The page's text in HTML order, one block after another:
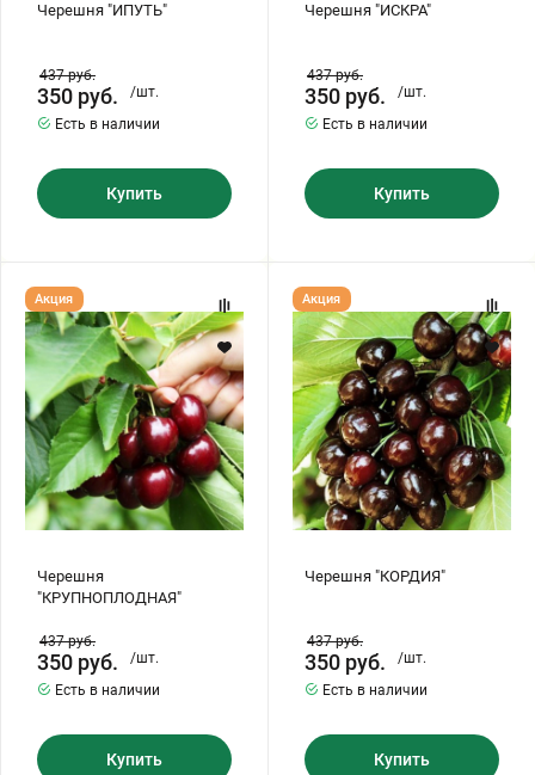
Черешня "ИПУТЬ"
437руб.
350 руб.
/шт.
Есть в наличии
Купить
Черешня "ИСКРА"
437руб.
350 руб.
/шт.
Есть в наличии
Купить
Черешня
"КРУПНОПЛОДНАЯ"
Черешня
"КРУПНОПЛОДНАЯ"
Акция
437руб.
350 руб.
/шт.
Есть в наличии
Купить
Черешня
"КОРДИЯ"
Черешня "КОРДИЯ"
Акция
437руб.
350 руб.
/шт.
Есть в наличии
Купить